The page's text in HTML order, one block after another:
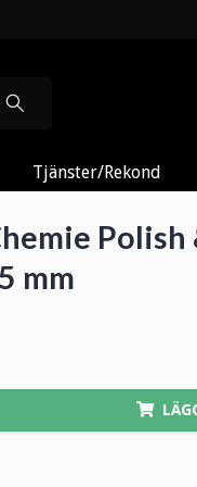
Tjänster/Rekond
Polish
mm